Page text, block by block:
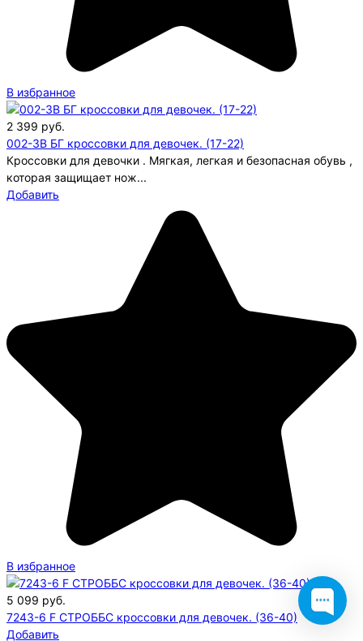
В избранное
2 399 руб.
002-3B БГ кроссовки для девочек. (17-22)
Кроссовки для девочки . Мягкая, легкая и безопасная обувь ,
которая защищает нож...
Добавить
В избранное
5 099 руб.
7243-6 F СТРОББС кроссовки для девочек. (36-40)
Добавить